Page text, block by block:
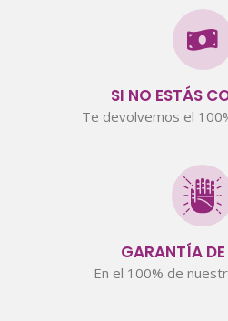
SI NO ESTÁS
Te devolvemos el
GARANTÍA
En el 100% de